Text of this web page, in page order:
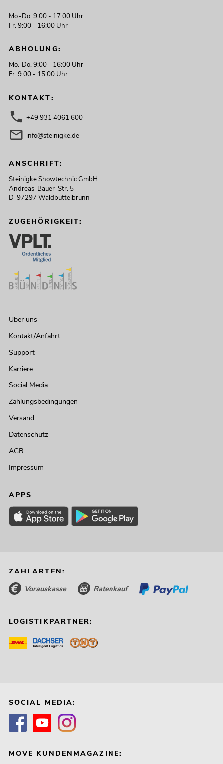
Mo.-Do. 9:00 - 17:00 Uhr
Fr. 9:00 - 16:00 Uhr
ABHOLUNG:
Mo.-Do. 9:00 - 16:00 Uhr
Fr. 9:00 - 15:00 Uhr
KONTAKT:
+49 931 4061 600
info@steinigke.de
ANSCHRIFT:
Steinigke Showtechnic GmbH
Andreas-Bauer-Str. 5
D-97297 Waldbüttelbrunn
ZUGEHÖRIGKEIT:
Über uns
Kontakt/Anfahrt
Support
Karriere
Social Media
Zahlungsbedingungen
Versand
Datenschutz
AGB
Impressum
APPS
ZAHLARTEN:
Vorauskasse Ratenkauf
LOGISTIKPARTNER:
SOCIAL MEDIA:
MOVE KUNDENMAGAZINE: